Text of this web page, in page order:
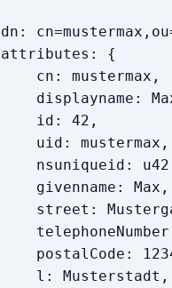
dn:
attributes: {
cn: mustermax,
displayname: Max
id: 42,
uid: mustermax,
nsuniqueid:
givenname: Max,
street:
telephoneNumber:
postalCode:
l: Musterstadt,